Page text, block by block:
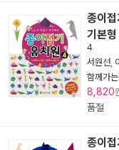
종이
기본형
4
서원선
함께가는
8,820
품절
종이